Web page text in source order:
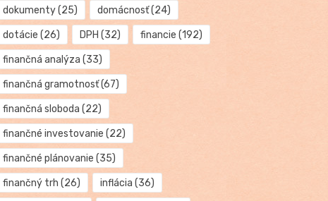
dokumenty(25) domácnosť(24)
dotácie (26) DPH (32) financie (192)
finančná analýza (33)
finančná gramotnosť(67)
finančná sloboda (22)
finančné investovanie (22)
finančné plánovanie (35)
finančný trh (26) inflácia (36)